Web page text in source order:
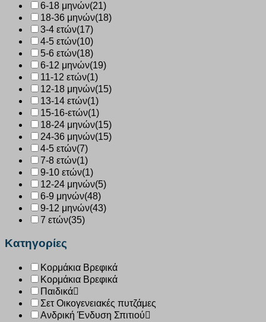
6-18 μηνών(21)
18-36 μηνών(18)
3-4 ετών(17)
4-5 ετών(10)
5-6 ετών(18)
6-12 μηνών(19)
11-12 ετών(1)
12-18 μηνών(15)
13-14 ετών(1)
15-16-ετών(1)
18-24 μηνών(15)
24-36 μηνών(15)
4-5 ετών(7)
7-8 ετών(1)
9-10 ετών(1)
12-24 μηνών(5)
6-9 μηνών(48)
9-12 μηνών(43)
7 ετών(35)
Κατηγορίες
Κορμάκια Βρεφικά
Κορμάκια Βρεφικά
Παιδικά
Σετ Οικογενειακές πυτζάμες
Ανδρική Ένδυση Σπιτιού